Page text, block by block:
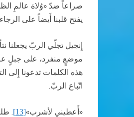
صراعاً ضدّ «وُلاة عالمِ
يفتح قلبنا أَيضاً على
إِنجيل تجلّي الربّ يجعلنا
موضعٍ منفرد، على جبلٍ
هذه الكلمات تدعونا إِلى
اتّباع الربّ.
«أَعطيني لأشرب»[13]
.